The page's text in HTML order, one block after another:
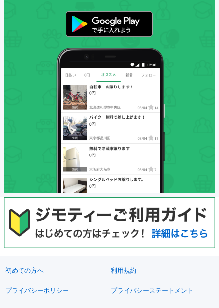
初めての方へ 利用規約
プライバシーポリシー プライバシーステートメント